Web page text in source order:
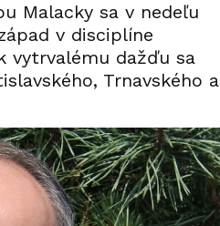
Malacky sa v nedeľu
v disciplíne
vytrvalému dažďu sa
Trnavského a